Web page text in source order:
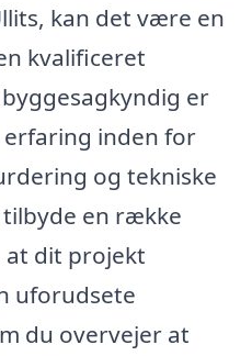
kan det være en
kvalificeret
er
inden for
og tekniske
tilbyde en række
at dit projekt
uforudsete
du overvejer at